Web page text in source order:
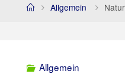
HomeAllgemein
Allgemein